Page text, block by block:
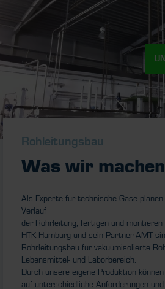
Rohleitungsbau
Was wir
Als Experte für technische Gase
Verlauf
der Rohrleitung, fertigen und montieren
HTK Hamburg und sein Partner AMT
Rohrleitungsbau für vakuumisolierte
Lebensmittel- und Laborbereich.
Durch unsere eigene Produktion
auf unterschiedliche Anforderungen